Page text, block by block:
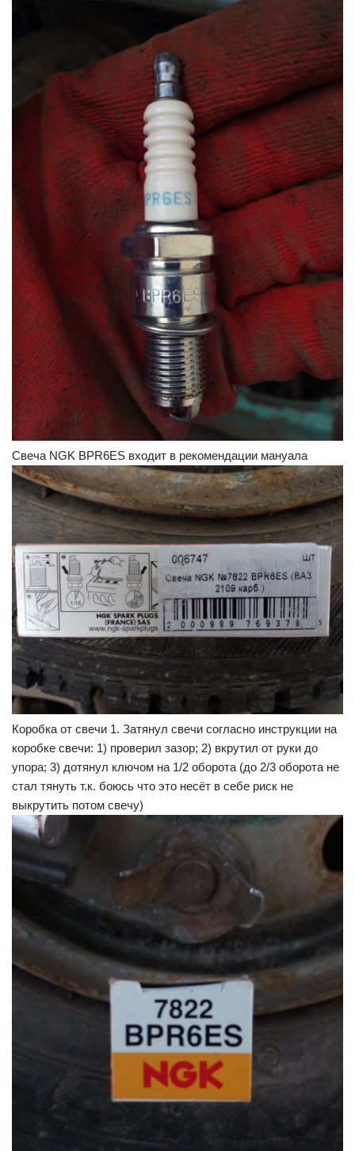
Свеча NGK BPR6ES входит в рекомендации мануала
Коробка от свечи 1. Затянул свечи согласно инструкции на
коробке свечи: 1) проверил зазор; 2) вкрутил от руки до
упора; 3) дотянул ключом на 1/2 оборота (до 2/3 оборота не
стал тянуть т.к. боюсь что это несёт в себе риск не
выкрутить потом свечу)